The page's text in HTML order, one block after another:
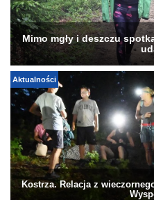
Mimo mgły i deszczu
Aktualności
Kostrza. Relacja z